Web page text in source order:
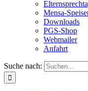
Mensa-
Downloads
PGS-Shop
Webmailer
Anfahrt
Suche nach: